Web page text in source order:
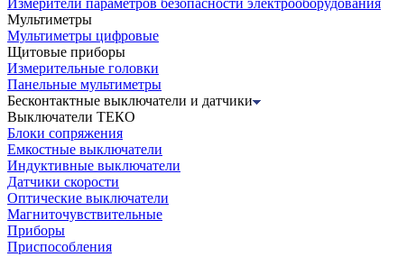
Измерители параметров безопасности электрооборудования
Мультиметры
Мультиметры цифровые
Щитовые приборы
Измерительные головки
Панельные мультиметры
Бесконтактные выключатели и датчики
Выключатели ТЕКО
Блоки сопряжения
Емкостные выключатели
Индуктивные выключатели
Датчики скорости
Оптические выключатели
Магниточувствительные
Приборы
Приспособления